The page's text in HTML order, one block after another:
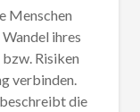
Menschen
ihres
Risiken
verbinden.
die